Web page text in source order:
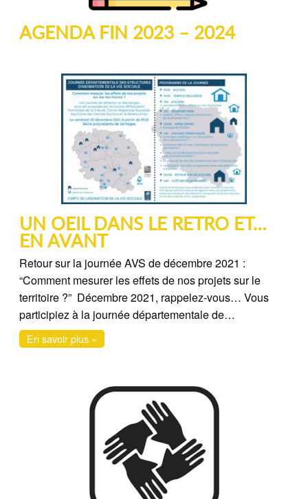
AGENDA FIN 2023 – 2024
UN OEIL DANS LE RETRO ET…
EN AVANT
Retour sur la journée AVS de décembre 2021 :
“Comment mesurer les effets de nos projets sur le
territoire ?” Décembre 2021, rappelez-vous… Vous
participiez à la journée départementale de…
En savoir plus »